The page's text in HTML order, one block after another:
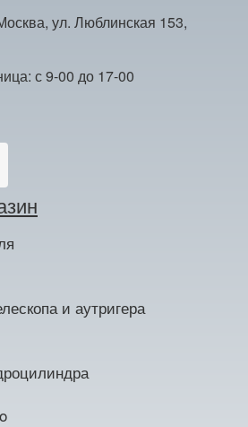
ул. Люблинская 153,
с 9-00 до 17-00
и аутригера